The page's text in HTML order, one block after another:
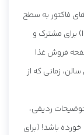
فاکتور به سطح
قیمت غذا) برای مشترک و
فروش غذا
زمانی که از
ردیفی،
باشد! (برای